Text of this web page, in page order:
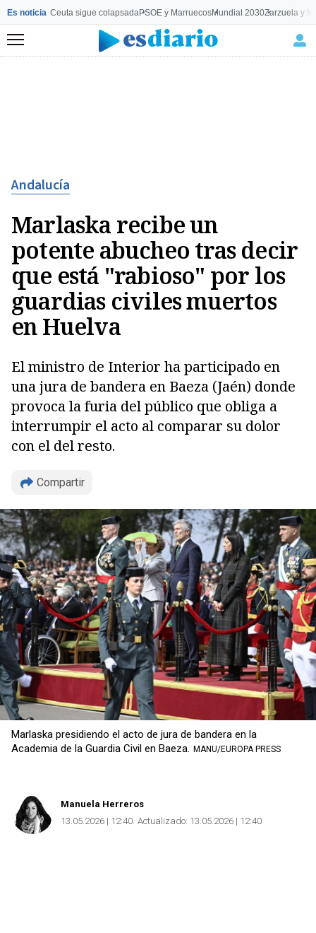
Es noticia Ceuta sigue colapsadaPSOE y MarruecosMundial 2030Zarzuela y
Menú
Andalucía
Marlaska recibe un
potente abucheo tras decir
que está "rabioso" por los
guardias civiles muertos
en Huelva
El ministro de Interior ha participado en
una jura de bandera en Baeza (Jaén) donde
provoca la furia del público que obliga a
interrumpir el acto al comparar su dolor
con el del resto.
Compartir
Copiar
Marlaska presidiendo el acto de jura de bandera en la
Academia de la Guardia Civil en Baeza. MANU/EUROPA PRESS
Manuela Herreros
13.05.2026 | 12:40 Actualizado: 13.05.2026 | 12:40